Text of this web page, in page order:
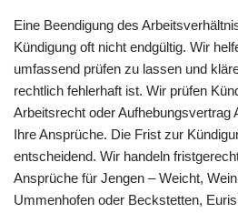
Eine Beendigung des
Kündigung oft nicht endgültig. Wir
umfassend prüfen zu lassen und
rechtlich fehlerhaft ist. Wir prüfen
Arbeitsrecht oder Aufhebungsvertrag
Ihre Ansprüche. Die Frist zur
entscheidend. Wir handeln
Ansprüche für Jengen – Weicht,
Ummenhofen oder Beckstetten,